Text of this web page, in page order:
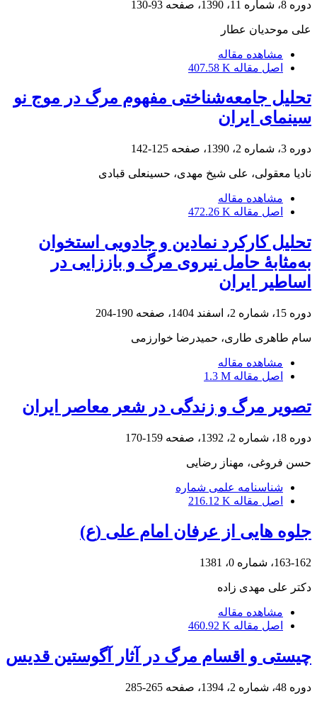
دوره 8، شماره 11، 1390، صفحه 93-130
علی موحدیان عطار
مشاهده مقاله
اصل مقاله 407.58 K
تحلیل جامعه‌شناختی مفهوم مرگ در موج نو
سینمای ایران
دوره 3، شماره 2، 1390، صفحه 125-142
نادیا معقولی، علی شیخ مهدی، حسینعلی قبادی
مشاهده مقاله
اصل مقاله 472.26 K
تحلیل کارکرد نمادین و جادویی استخوان
به‌مثابۀ حامل نیروی مرگ و باززایی در
اساطیر ایران
دوره 15، شماره 2، اسفند 1404، صفحه 190-204
سام طاهری طاری، حمیدرضا خوارزمی
مشاهده مقاله
اصل مقاله 1.3 M
تصویر مرگ و زندگی در شعر معاصر ایران
دوره 18، شماره 2، 1392، صفحه 159-170
حسن فروغی، مهناز رضایی
شناسنامه علمی شماره
اصل مقاله 216.12 K
جلوه هایی از عرفان امام علی (ع)
163-162، شماره 0، 1381
دکتر علی مهدی زاده
مشاهده مقاله
اصل مقاله 460.92 K
چیستی و اقسام مرگ در آثار آگوستین قدیس
دوره 48، شماره 2، 1394، صفحه 265-285